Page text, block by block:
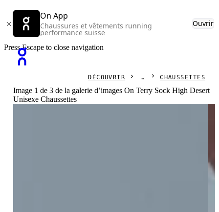
On App
Chaussures et vêtements running
performance suisse
Ouvrir
Press Escape to close navigation
DÉCOUVRIR CHAUSSETTES
Image 1 de 3 de la galerie d’images On Terry Sock High Desert
Unisexe Chaussettes